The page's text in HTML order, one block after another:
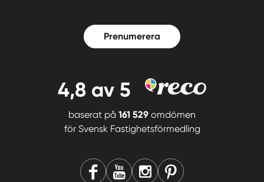
Prenumerera
4,8 av 5
baserat på 161 529 omdömen
för Svensk Fastighetsförmedling